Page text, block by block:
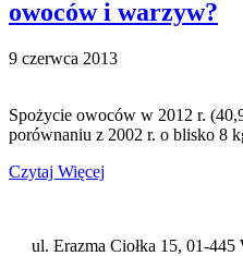
owoców i warzyw?
9 czerwca 2013
Spożycie owoców w 2012 r.
porównaniu z 2002 r. o blisko 8
Czytaj Więcej
ul. Erazma Ciołka 15, 01-